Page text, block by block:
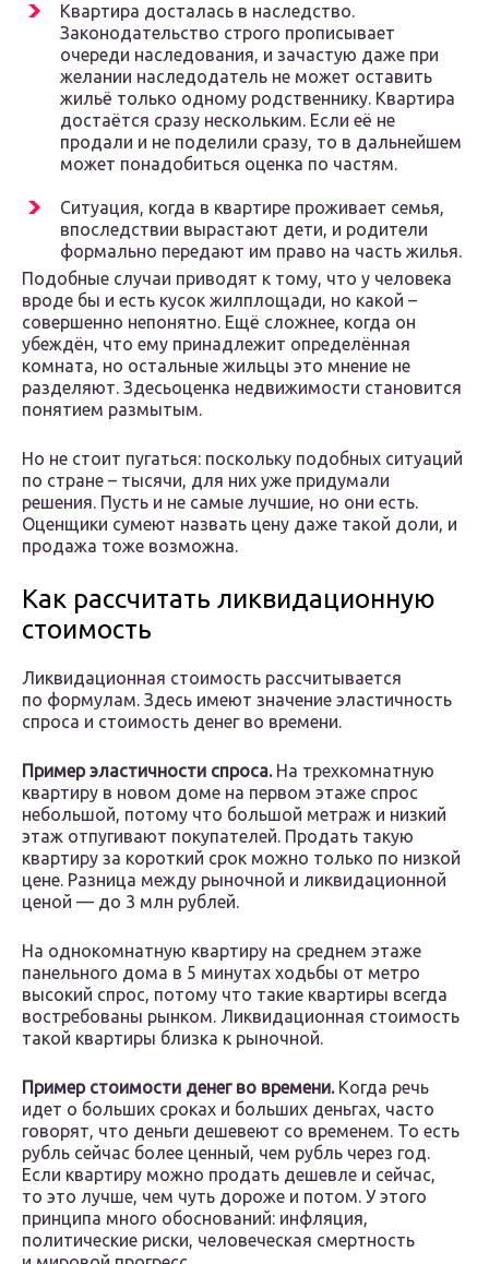
Квартира досталась в наследство.
Законодательство строго прописывает
очереди наследования, и зачастую даже при
желании наследодатель не может оставить
жильё только одному родственнику. Квартира
достаётся сразу нескольким. Если её не
продали и не поделили сразу, то в дальнейшем
может понадобиться оценка по частям.
Ситуация, когда в квартире проживает семья,
впоследствии вырастают дети, и родители
формально передают им право на часть жилья.
Подобные случаи приводят к тому, что у человека
вроде бы и есть кусок жилплощади, но какой –
совершенно непонятно. Ещё сложнее, когда он
убеждён, что ему принадлежит определённая
комната, но остальные жильцы это мнение не
разделяют. Здесьоценка недвижимости становится
понятием размытым.
Но не стоит пугаться: поскольку подобных ситуаций
по стране – тысячи, для них уже придумали
решения. Пусть и не самые лучшие, но они есть.
Оценщики сумеют назвать цену даже такой доли, и
продажа тоже возможна.
Как рассчитать ликвидационную
стоимость
Ликвидационная стоимость рассчитывается
по формулам. Здесь имеют значение эластичность
спроса и стоимость денег во времени.
Пример эластичности спроса.На трехкомнатную
квартиру в новом доме на первом этаже спрос
небольшой, потому что большой метраж и низкий
этаж отпугивают покупателей. Продать такую
квартиру за короткий срок можно только по низкой
цене. Разница между рыночной и ликвидационной
ценой — до 3 млн рублей.
На однокомнатную квартиру на среднем этаже
панельного дома в 5 минутах ходьбы от метро
высокий спрос, потому что такие квартиры всегда
востребованы рынком. Ликвидационная стоимость
такой квартиры близка к рыночной.
Пример стоимости денег во времени.Когда речь
идет о больших сроках и больших деньгах, часто
говорят, что деньги дешевеют со временем. То есть
рубль сейчас более ценный, чем рубль через год.
Если квартиру можно продать дешевле и сейчас,
то это лучше, чем чуть дороже и потом. У этого
принципа много обоснований: инфляция,
политические риски, человеческая смертность